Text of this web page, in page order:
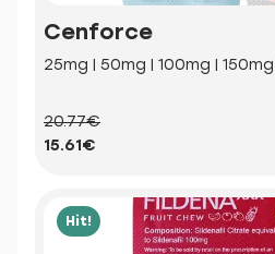
Cenforce
25mg | 50mg | 100mg |
20.77€
15.61€
Hit!